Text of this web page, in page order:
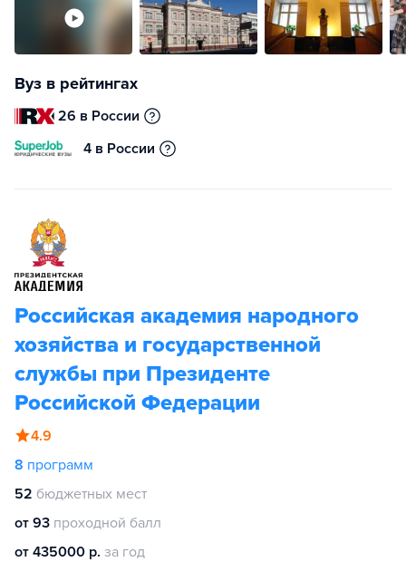
Вуз в рейтингах
26 в России
4 в России
Российская академия народного
хозяйства и государственной
службы при Президенте
Российской Федерации
4.9
8 программ
52 бюджетных мест
от 93 проходной балл
от 435000 р. за год